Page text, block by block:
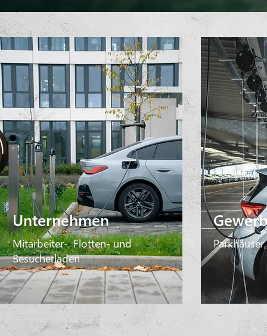
Unternehmen
Mitarbeiter-, Flotten- und
Besucherladen